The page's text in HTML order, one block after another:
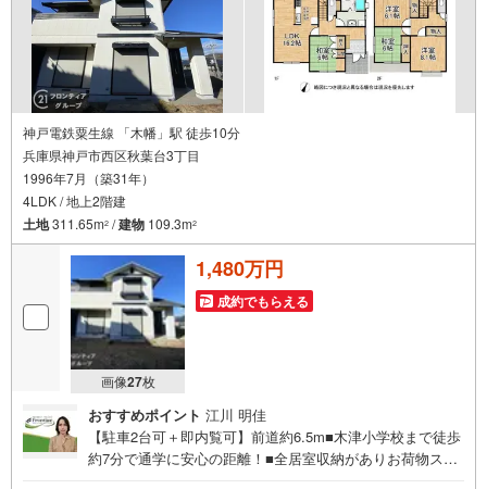
神戸電鉄粟生線 「木幡」駅 徒歩10分
兵庫県神戸市西区秋葉台3丁目
1996年7月（築31年）
4LDK / 地上2階建
土地311.65m2 /建物 109.3m2
画像27枚
1,480万円
成約でもらえる
おすすめポイント 江川 明佳
【駐車2台可＋即内覧可】前道約6.5m■木津小学校まで徒歩
約7分で通学に安心の距離！■全居室収納がありお荷物スッ